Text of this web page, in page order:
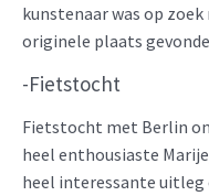
kunstenaar was op
originele plaats
-Fietstocht
Fietstocht met Berlin on
heel enthousiaste
heel interessante uitleg